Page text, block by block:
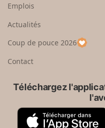
e
u
p
a
Emplois
Actualités
Coup de pouce 2026
Contact
Téléchargez